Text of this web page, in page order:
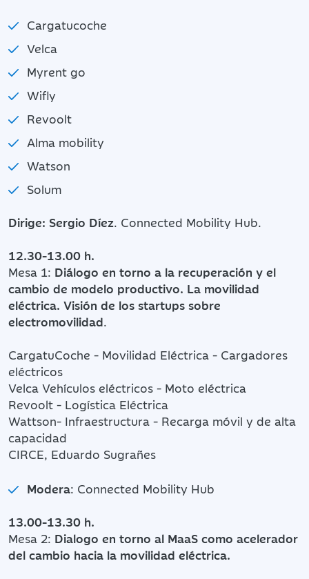
Cargatucoche
Velca
Myrent go
Wifly
Revoolt
Alma mobility
Watson
Solum
Dirige: Sergio Díez. Connected Mobility Hub.
12.30-13.00 h.
Mesa 1: Diálogo en torno a la recuperación y el
cambio de modelo productivo. La movilidad
eléctrica. Visión de los startups sobre
electromovilidad.
CargatuCoche - Movilidad Eléctrica - Cargadores
eléctricos
Velca Vehículos eléctricos - Moto eléctrica
Revoolt - Logística Eléctrica
Wattson- Infraestructura - Recarga móvil y de alta
capacidad
CIRCE, Eduardo Sugrañes
Modera: Connected Mobility Hub
13.00-13.30 h.
Mesa 2: Dialogo en torno al MaaS como acelerador
del cambio hacia la movilidad eléctrica.